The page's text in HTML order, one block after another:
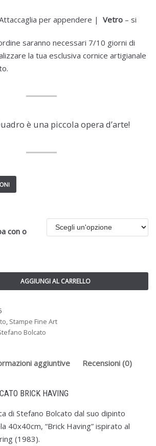
per appendere | Vetro – si
saranno necessari 7/10 giorni di
la tua esclusiva cornice artigianale
è una piccola opera d’arte!
con o
AGGIUNGI AL CARRELLO
, Stampe Fine Art
Bolcato
aggiuntive Recensioni (0)
BRICK HAVING
di Stefano Bolcato dal suo dipinto
40x40cm, “Brick Having” ispirato al
(1983).